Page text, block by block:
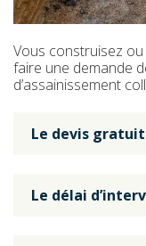
Vous construisez
faire une demande
d’assainissement
Le devis gratuit
Le délai